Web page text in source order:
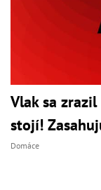
Vlak sa
stojí!
Domáce